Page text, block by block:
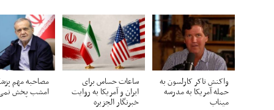
واکنش تاکر کارلسون به
حمله آمریکا به مدرسه
میناب
ساعات حساس برای
ایران و آمریکا به روایت
خبرنگار الجزیره
مصاحبه مهم
امشب پخش